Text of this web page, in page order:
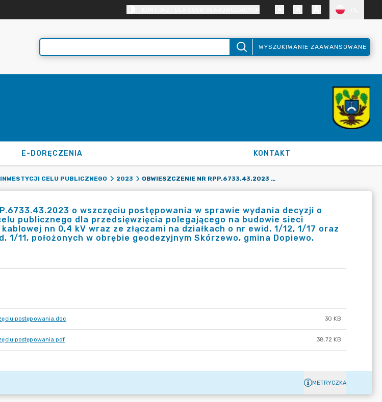
WYSZUKIWANIE ZAAWANSOWANE
E-DORĘCZENIA KONTAKT
CELU PUBLICZNEGO 2023 OBWIESZCZENIE NR RPP.6733.43.2023 O WSZCZĘCIU POSTĘPOWANIA W SPRAWIE WYDANIA DECYZJI O LOKALIZACJI INWESTYCJI CELU PUBLICZNEGO DLA PRZEDSIĘWZIĘCIA POLEGAJĄCEGO NA BUDOWIE SIECI ELEKTROENERGETYCZNEJ KABLOWEJ NN 0,4 KV WRAZ ZE ZŁĄCZAMI NA DZIAŁKACH O NR EWID. 1/12, 1/17 ORAZ CZĘŚCI DZIAŁKI O NR EWID. 1/11, POŁOŻONYCH W OBRĘBIE GEODEZYJNYM SKÓRZEWO, GMINA DOPIEWO.
o wszczęciu postępowania w sprawie wydania decyzji o
publicznego dla przedsięwzięcia polegającego na budowie sieci
nn 0,4 kV wraz ze złączami na działkach o nr ewid. 1/12, 1/17 oraz
1/11, położonych w obrębie geodezyjnym Skórzewo, gmina Dopiewo.
postępowania.doc 30 KB
postępowania.pdf 38.72 KB
METRYCZKA